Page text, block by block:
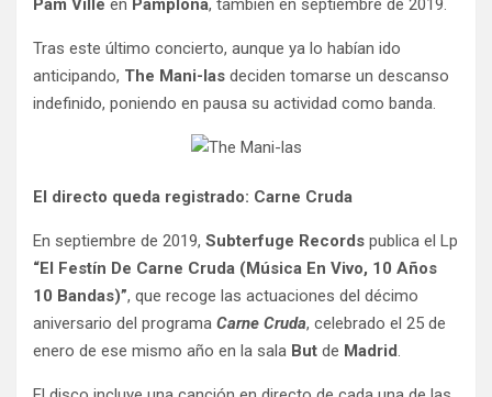
Pam Ville en Pamplona, también en septiembre de 2019.
Tras este último concierto, aunque ya lo habían ido
anticipando, The Mani-las deciden tomarse un descanso
indefinido, poniendo en pausa su actividad como banda.
El directo queda registrado: Carne Cruda
En septiembre de 2019, Subterfuge Records publica el Lp
“El Festín De Carne Cruda (Música En Vivo, 10 Años
10 Bandas)”, que recoge las actuaciones del décimo
aniversario del programa Carne Cruda, celebrado el 25 de
enero de ese mismo año en la sala But de Madrid.